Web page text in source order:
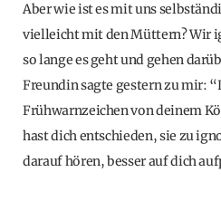
Aber wie ist es mit uns
vielleicht mit den Müttern? Wir
so lange es geht und gehen
Freundin sagte gestern zu mir:
Frühwarnzeichen von deinem
hast dich entschieden, sie zu
darauf hören, besser auf dich